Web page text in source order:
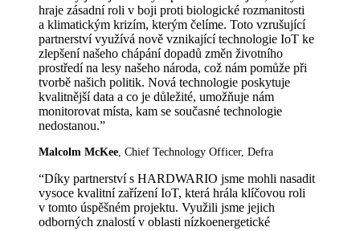
hraje zásadní roli v boji proti biologické rozmanitosti
a klimatickým krizím, kterým čelíme. Toto vzrušující
partnerství využívá nově vznikající technologie IoT ke
zlepšení našeho chápání dopadů změn životního
prostředí na lesy našeho národa, což nám pomůže při
tvorbě našich politik. Nová technologie poskytuje
kvalitnější data a co je důležité, umožňuje nám
monitorovat místa, kam se současné technologie
nedostanou.”
Malcolm McKee , Chief Technology Officer, Defra
“Díky partnerství s HARDWARIO jsme mohli nasadit
vysoce kvalitní zařízení IoT, která hrála klíčovou roli
v tomto úspěšném projektu. Využili jsme jejich
odborných znalostí v oblasti nízkoenergetické